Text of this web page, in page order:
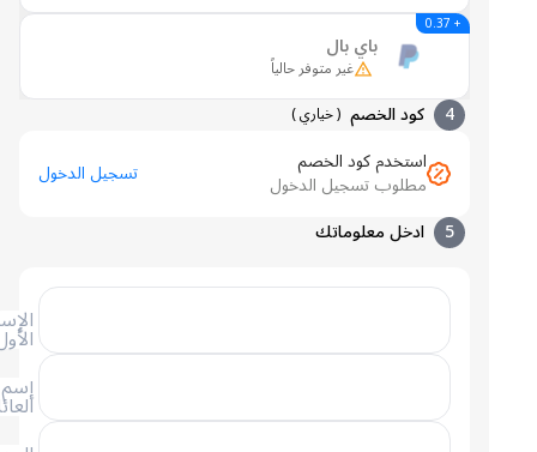
باي بال
غير متوفر حالياً
كود الخصم (خياري )
استخدم كود الخصم
مطلوب تسجيل الدخول
تسجيل الدخول
ادخل معلوماتك
العائلة